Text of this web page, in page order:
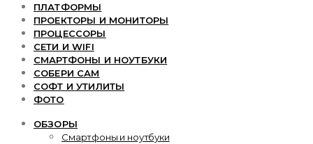
ПЛАТФОРМЫ
ПРОЕКТОРЫ И МОНИТОРЫ
ПРОЦЕССОРЫ
СЕТИ И WIFI
СМАРТФОНЫ И НОУТБУКИ
СОБЕРИ САМ
СОФТ И УТИЛИТЫ
ФОТО
ОБЗОРЫ
Смартфоны и ноутбуки